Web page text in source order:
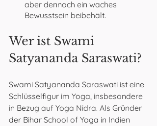
aber dennoch ein waches
Bewusstsein beibehält.
Wer ist Swami
Satyananda Saraswati?
Swami Satyananda Saraswati ist eine
Schlüsselfigur im Yoga, insbesondere
in Bezug auf Yoga Nidra. Als Gründer
der Bihar School of Yoga in Indien